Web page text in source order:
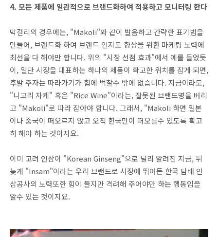
4. 모든 제품에 일관적으로 브랜드화하여 적용하고 모니터링 한다
막걸리의 경우에는, "Makoli"와 같이 발음하고 간략한 표기법을
만들어, 브랜드화 하여 브랜드 인지도 향상을 위한 마케팅 노력에
최선을 다 해야만 합니다. 위의 "시장 선점 효과"에서 예를 들었듯
이, 일단 시장을 대표하는 하나의 제품이 확고한 위치를 잡게 되면,
후발 주자는 따라가기가 힘에 벅찰수 밖에 없습니다. 지금이라도,
"니고리 자케" 혹은 "Rice Wine"이라는, 잘못된 브랜드명을 버리
고 "Makoli"로 따라 잡아야 합니다. 그래서, "Makoli 하면 일본
이나 중국이 떠오르지 않고 오직 한국만이 떠오를수 있도록 확고
히 해야 하는 것이지요.
이미 고려 인삼이 "Korean Ginseng"으로 널리 알려진 지금, 뒤
늦게 "Insam"이라는 우리 브랜드로 시장에 뛰어든 한국 담배 인
삼공사의 노력또한 힘이 들지만 격려해 주어야만 하는 행동임을
알수 있는 것이지요.